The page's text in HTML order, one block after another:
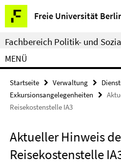
Springe
direkt
zu
Inhalt
Freie Universität
Service-
Navigation
Fachbereich Politik- und
MENÜ
Startseite Verwaltung
Exkursionsangelegenheiten
Reisekostenstelle IA3
Aktueller Hinweis
Reisekostenstelle